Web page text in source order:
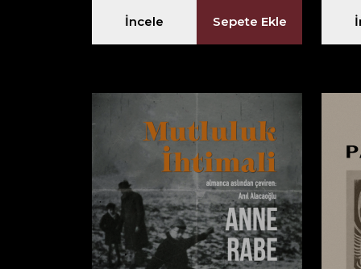
İncele Sepete Ekle
Yağmur Ormanının
Kemerinde
Karen Tei YAMASHİTA